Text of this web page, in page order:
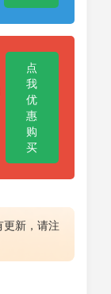
点
我
优
惠
购
买
更新，请注